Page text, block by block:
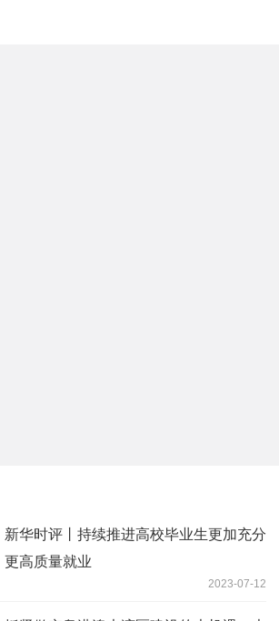
新华时评丨持续推进高校毕业生更加充分
更高质量就业
2023-07-12